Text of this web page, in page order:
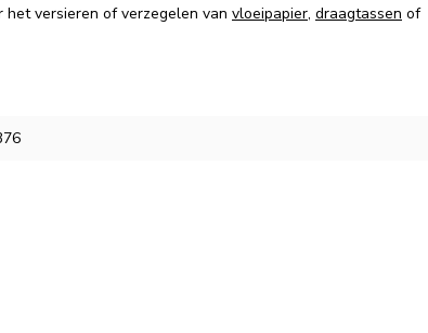
het versieren of verzegelen van vloeipapier, draagtassen of